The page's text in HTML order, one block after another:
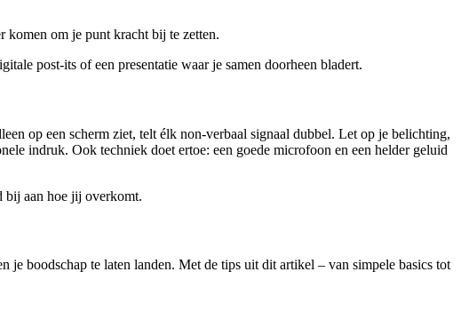
komen om je punt kracht bij te zetten.
post-its of een presentatie waar je samen doorheen bladert.
op een scherm ziet, telt élk non-verbaal signaal dubbel. Let op je belichting,
indruk. Ook techniek doet ertoe: een goede microfoon en een helder geluid
bij aan hoe jij overkomt.
boodschap te laten landen. Met de tips uit dit artikel – van simpele basics tot